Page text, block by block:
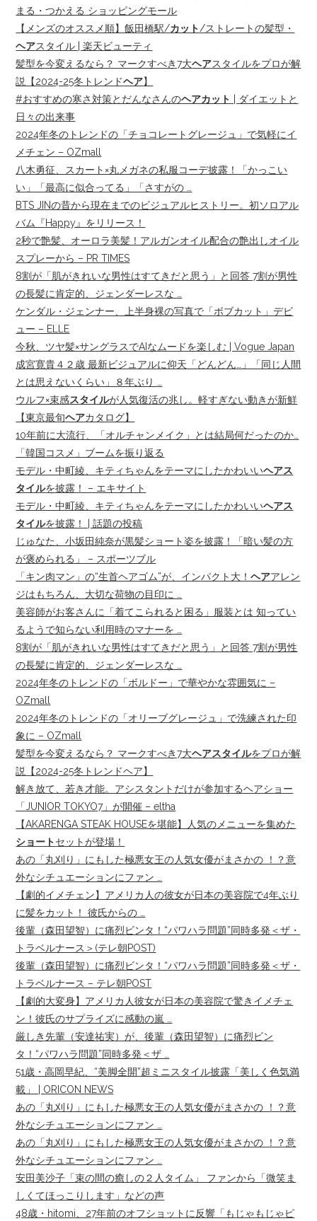
まる・つかえる ショッピングモール
【メンズのオススメ順】飯田橋駅/カット/ストレートの髪型・
ヘアスタイル | 楽天ビューティ
髪型を今変えるなら？ マークすべき7大ヘアスタイルをプロが解
説【2024-25冬トレンドヘア】
#おすすめの寒さ対策とだんなさんのヘアカット
| ダイエットと
日々の出来事
2024年冬のトレンドの「チョコレートグレージュ」で気軽にイ
メチェン – OZmall
八木勇征、スカート×丸メガネの私服コーデ披露！「かっこい
い」「最高に似合ってる」「さすがの …
BTS JINの昔から現在までのビジュアルヒストリー。初ソロアル
バム『Happy』をリリース！
2秒で艶髪、オーロラ美髪！アルガンオイル配合の艶出しオイル
スプレーから – PR TIMES
8割が「肌がきれいな男性はすてきだと思う」と回答 7割が男性
の長髪に肯定的、ジェンダーレスな …
ケンダル・ジェンナー、上半身裸の写真で「ボブカット」デビ
ュー – ELLE
今秋、ツヤ髪×サングラスでAIなムードを楽しむ | Vogue Japan
成宮寛貴４２歳 最新ビジュアルに仰天「どんどん…」「同じ人間
とは思えないくらい」８年ぶり …
ウルフ×束感スタイルが人気復活の兆し。軽すぎない動きが新鮮
【東京最旬ヘアカタログ】
10年前に大流行、「オルチャンメイク」とは結局何だったのか…
「韓国コスメ」ブームを振り返る
モデル・中町綾、キティちゃんをテーマにしたかわいいヘアス
タイルを披露！ – エキサイト
モデル・中町綾、キティちゃんをテーマにしたかわいいヘアス
タイルを披露！ | 話題の投稿
じゅなた、小坂田純奈が黒髪ショート姿を披露！「暗い髪の方
が褒められる」 – スポーツブル
「キン肉マン」の“生首ヘアゴム”が、インパクト大！ヘアアレン
ジはもちろん、大切な荷物の目印に …
美容師がお客さんに「着てこられると困る」服装とは 知ってい
るようで知らない利用時のマナーを …
8割が「肌がきれいな男性はすてきだと思う」と回答 7割が男性
の長髪に肯定的、ジェンダーレスな …
2024年冬のトレンドの「ボルドー」で華やかな雰囲気に –
OZmall
2024年冬のトレンドの「オリーブグレージュ」で洗練された印
象に – OZmall
髪型を今変えるなら？ マークすべき7大ヘアスタイルをプロが解
説【2024-25冬トレンドヘア】
解き放て、若き才能。アシスタントだけが参加するヘアショー
「JUNIOR TOKYO7」が開催 – eltha
【AKARENGA STEAK HOUSEを堪能】人気のメニューを集めた
ショートセットが登場！
あの「丸刈り」にもした極悪女王の人気女優がまさかの ！？意
外なシチュエーションにファン …
【劇的イメチェン】アメリカ人の彼女が日本の美容院で4年ぶり
に髪をカット！ 彼氏からの …
後輩（森田望智）に痛烈ビンタ！“パワハラ問題”同時多発＜ザ・
トラベルナース＞(テレ朝POST)
後輩（森田望智）に痛烈ビンタ！“パワハラ問題”同時多発＜ザ・
トラベルナース – テレ朝POST
【劇的大変身】アメリカ人彼女が日本の美容院で驚きイメチェ
ン！彼氏のサプライズに感動の嵐 …
厳しき先輩（安達祐実）が、後輩（森田望智）に痛烈ビン
タ！“パワハラ問題”同時多発＜ザ …
51歳・高岡早紀、“美脚全開”超ミニスタイル披露「美しく色気満
載」 | ORICON NEWS
あの「丸刈り」にもした極悪女王の人気女優がまさかの ！？意
外なシチュエーションにファン …
あの「丸刈り」にもした極悪女王の人気女優がまさかの ！？意
外なシチュエーションにファン …
安田美沙子「束の間の癒しの２人タイム」 ファンから「微笑ま
しくてほっこりします」などの声
48歳・hitomi、27年前のオフショットに反響「もじゃもじゃピ